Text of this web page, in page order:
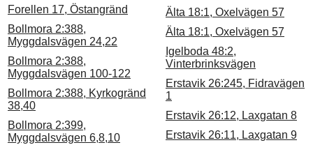
Forellen 17, Östangränd
Bollmora 2:388,
Myggdalsvägen 24,22
Bollmora 2:388,
Myggdalsvägen 100-122
Bollmora 2:388, Kyrkogränd
38,40
Bollmora 2:399,
Myggdalsvägen 6,8,10
Älta 18:1, Oxelvägen 57
Älta 18:1, Oxelvägen 57
Igelboda 48:2,
Vinterbrinksvägen
Erstavik 26:245, Fidravägen
1
Erstavik 26:12, Laxgatan 8
Erstavik 26:11, Laxgatan 9